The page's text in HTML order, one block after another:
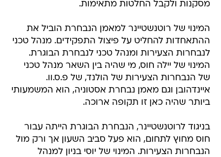
מסקנות ולקבל החלטות מתאימות.
המינוי של רוטנשטיינר למאמן הנבחרת הוביל את
ההתאחדות להחליט על פיצול התפקידים. מנהל טכני
לנבחרות הצעירות ומנהל טכני לנבחרת הבוגרת.
המינוי של יילה חוס, מי שהיה בין השאר מנהל טכני
של הנבחרות הצעירות של הולנד, של פ.ס.וו.
איינדהובן וגם מאמן נבחרת אסטוניה, הוא המשמעותי
ביותר שהיה כאן זו תקופה ארוכה.
בניגוד לרוטנשטיינר, הנבחרת הבוגרת הייתה עבור
חוס מחוץ לתחום, הוא פעל סביב השעון אך ורק מול
הנבחרות הצעירות. המינוי של יוסי בניון למנהל